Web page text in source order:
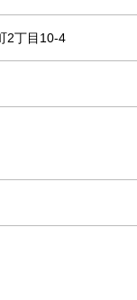
2丁目10-4